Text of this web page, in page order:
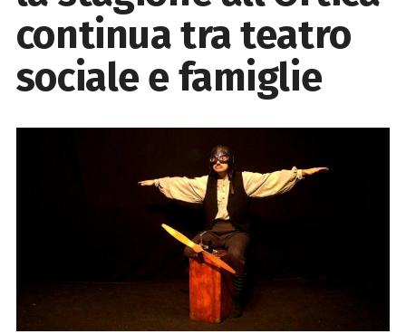
continua tra teatro
sociale e famiglie